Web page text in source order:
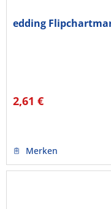
edding
2,61 €
Merken